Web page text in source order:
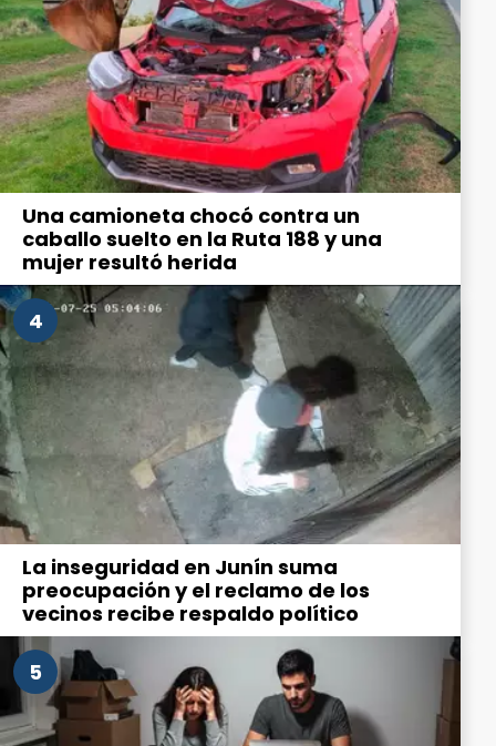
Una camioneta chocó contra un
caballo suelto en la Ruta 188 y una
mujer resultó herida
4
La inseguridad en Junín suma
preocupación y el reclamo de los
vecinos recibe respaldo político
5